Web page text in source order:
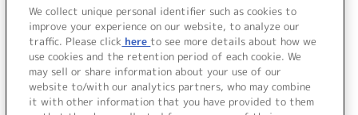
13.Lost my music
14. First Good-Bye
＜ BACK
We collect unique personal identifier such as cookies to
improve your experience on our website, to analyze our
traffic. Please click here to see more details about how we
use cookies and the retention period of each cookie. We
may sell or share information about your use of our
website to/with our analytics partners, who may combine
it with other information that you have provided to them